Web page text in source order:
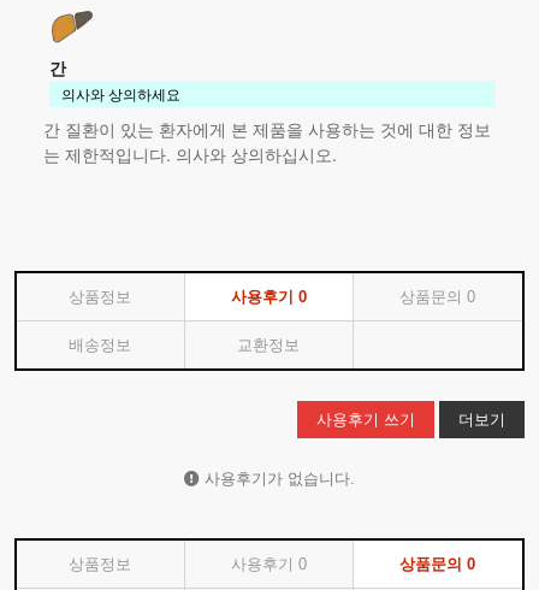
간
의사와 상의하세요
간 질환이 있는 환자에게 본 제품을 사용하는 것에 대한 정보
는 제한적입니다. 의사와 상의하십시오.
상품정보 사용후기 0 상품문의0
배송정보 교환정보
사용후기 쓰기 더보기
사용후기가 없습니다.
상품정보 사용후기 0 상품문의0